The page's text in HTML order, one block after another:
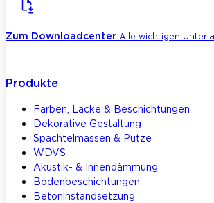
Zum Downloadcenter Alle wichtigen
Produkte
Farben, Lacke & Beschichtungen
Dekorative Gestaltung
Spachtelmassen & Putze
WDVS
Akustik- & Innendämmung
Bodenbeschichtungen
Betoninstandsetzung